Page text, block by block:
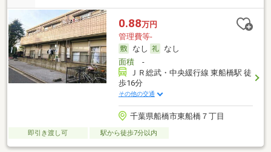
0.88万円
管理費等-
なし
なし
面積-
ＪＲ総武・中央緩行線 東船橋駅 徒
歩16分
その他の交通
千葉県船橋市東船橋７丁目
即引き渡し可 駅から徒歩7分以内